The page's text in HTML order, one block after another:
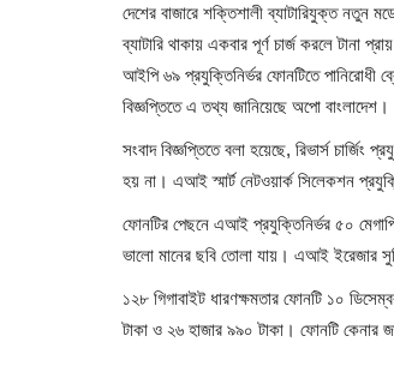
দেশের বাজারে শক্তিশালী ব্যাটারিযুক্ত নতুন
ব্যাটারি থাকায় একবার পূর্ণ চার্জ করলে টানা
আইপি ৬৯ প্রযুক্তিনির্ভর ফোনটিতে পানিরোধী
বিজ্ঞপ্তিতে এ তথ্য জানিয়েছে অপো বাংলাদেশ।
সংবাদ বিজ্ঞপ্তিতে বলা হয়েছে, রিভার্স
হয় না। এআই স্মার্ট নেটওয়ার্ক সিলেকশন
ফোনটির পেছনে এআই প্রযুক্তিনির্ভর ৫০
ভালো মানের ছবি তোলা যায়। এআই ইরেজার
১২৮ গিগাবাইট ধারণক্ষমতার ফোনটি ১০
টাকা ও ২৬ হাজার ৯৯০ টাকা। ফোনটি কেনার